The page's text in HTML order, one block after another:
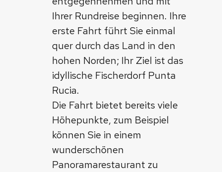
Ihrer Rundreise beginnen. Ihre
erste Fahrt führt Sie einmal
quer durch das Land in den
hohen Norden; Ihr Ziel ist das
idyllische Fischerdorf Punta
Rucia.
Die Fahrt bietet bereits viele
Höhepunkte, zum Beispiel
können Sie in einem
wunderschönen
Panoramarestaurant zu